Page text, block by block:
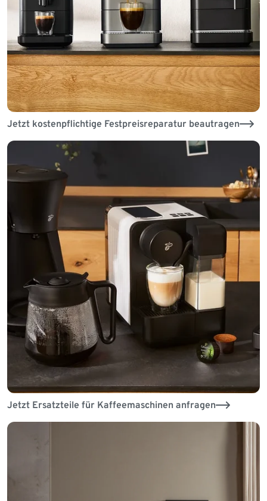
Jetzt kostenpflichtige Festpreisreparatur beautragen
Jetzt Ersatzteile für Kaffeemaschinen anfragen